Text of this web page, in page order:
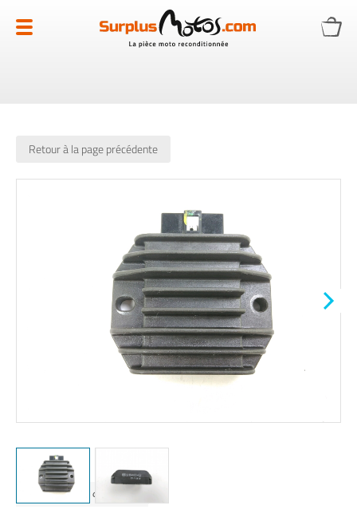
au
contenu
Retour à la page précédente